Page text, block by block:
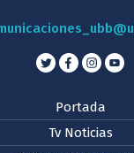
Portada
Tv Noticias